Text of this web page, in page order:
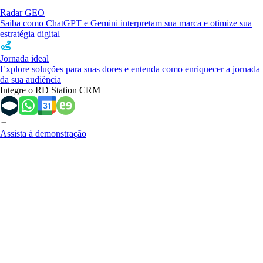
Radar GEO
Saiba como ChatGPT e Gemini interpretam sua marca e otimize sua
estratégia digital
Jornada ideal
Explore soluções para suas dores e entenda como enriquecer a jornada
da sua audiência
Integre o RD Station CRM
Assista à demonstração